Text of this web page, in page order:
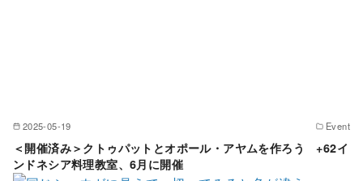
2025-05-19 Event
＜開催済み＞クトゥパットとオポール・アヤムを作ろう +62イ
ンドネシア料理教室、6月に開催